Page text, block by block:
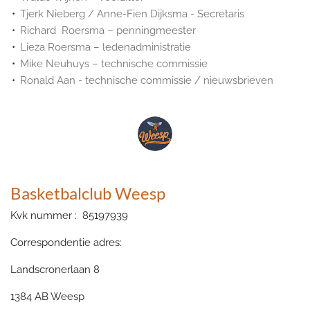
Tjerk Nieberg / Anne-Fien Dijksma - Secretaris
Richard Roersma – penningmeester
Lieza Roersma – ledenadministratie
Mike Neuhuys – technische commissie
Ronald Aan - technische commissie / nieuwsbrieven
Basketbalclub Weesp
Kvk nummer : 85197939
Correspondentie adres:
Landscronerlaan 8
1384 AB Weesp